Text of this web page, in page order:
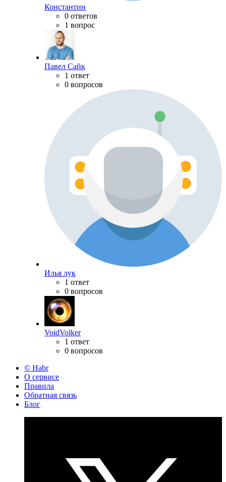
Константин
0 ответов
1 вопрос
Павел Сайк
1 ответ
0 вопросов
Илья лук
1 ответ
0 вопросов
VoidVolker
1 ответ
0 вопросов
© Habr
О сервисе
Правила
Обратная связь
Блог